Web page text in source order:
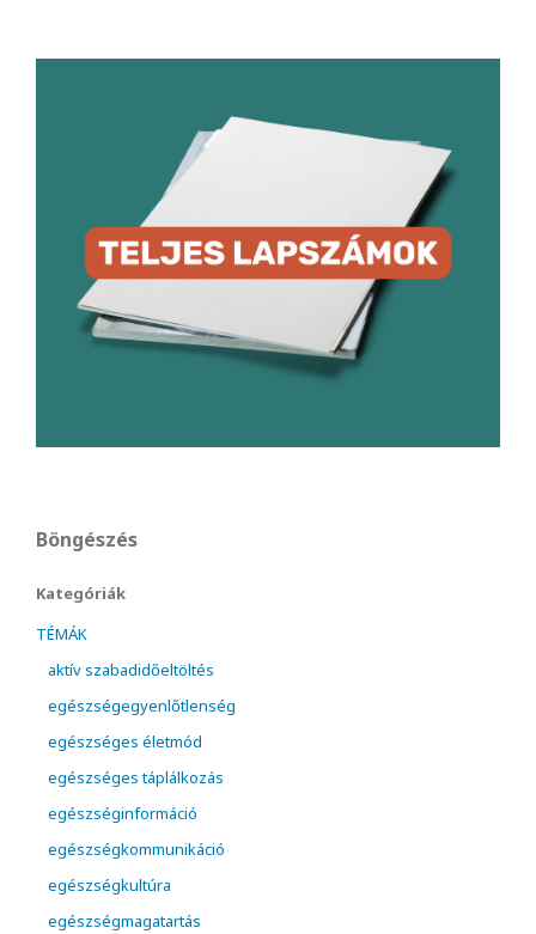
Böngészés
Kategóriák
TÉMÁK
aktív szabadidőeltöltés
egészségegyenlőtlenség
egészséges életmód
egészséges táplálkozás
egészséginformáció
egészségkommunikáció
egészségkultúra
egészségmagatartás